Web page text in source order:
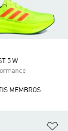
5 W
MEMBROS